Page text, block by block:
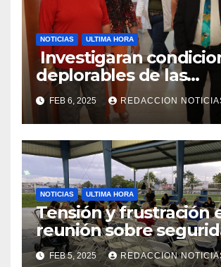
NOTICIAS ULTIMA HORA
Investigaran
deplorables de las
facilidades el
de la Salud en
FEB 6, 2025 REDACCION
NOTICIAS ULTIMA HORA
Tensión y frustración
reunión sobre
Reparto
FEB 5, 2025 REDACCION